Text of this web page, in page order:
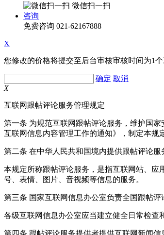
微信扫一扫
咨询
免费咨询 021-62167888
X
您修改的价格将提交至后台审核审核时间为1
确定 取消
X
互联网跟帖评论服务管理规定
第一条 为规范互联网跟帖评论服务，维护国
互联网信息内容管理工作的通知》，制定本规
第二条 在中华人民共和国境内提供跟帖评论服
本规定所称跟帖评论服务，是指互联网站、应
号、表情、图片、音视频等信息的服务。
第三条 国家互联网信息办公室负责全国跟帖
各级互联网信息办公室应当建立健全日常检查
第四条 跟帖评论服务提供者提供互联网新闻